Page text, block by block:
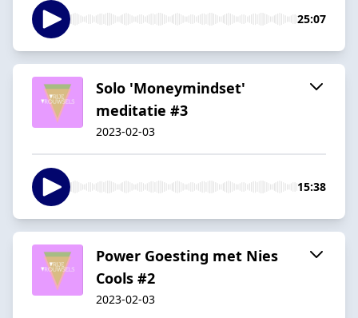
25:07
Solo 'Moneymindset'
meditatie #3
2023-02-03
15:38
Power Goesting met Nies
Cools #2
2023-02-03